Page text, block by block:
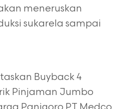
meneruskan
sukarela sampai
Buyback 4
Pinjaman Jumbo